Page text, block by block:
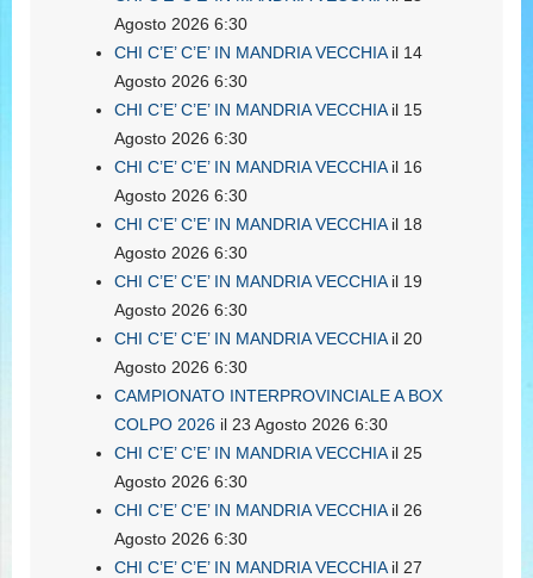
Agosto 2026 6:30
CHI C’E’ C’E’ IN MANDRIA VECCHIAil 14
Agosto 2026 6:30
CHI C’E’ C’E’ IN MANDRIA VECCHIAil 15
Agosto 2026 6:30
CHI C’E’ C’E’ IN MANDRIA VECCHIAil 16
Agosto 2026 6:30
CHI C’E’ C’E’ IN MANDRIA VECCHIAil 18
Agosto 2026 6:30
CHI C’E’ C’E’ IN MANDRIA VECCHIAil 19
Agosto 2026 6:30
CHI C’E’ C’E’ IN MANDRIA VECCHIAil 20
Agosto 2026 6:30
CAMPIONATO INTERPROVINCIALE A BOX
COLPO 2026 il 23 Agosto 2026 6:30
CHI C’E’ C’E’ IN MANDRIA VECCHIAil 25
Agosto 2026 6:30
CHI C’E’ C’E’ IN MANDRIA VECCHIAil 26
Agosto 2026 6:30
CHI C’E’ C’E’ IN MANDRIA VECCHIAil 27